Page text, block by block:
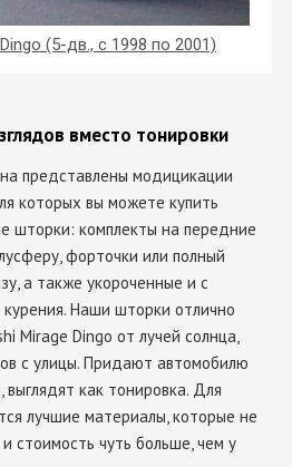
(5-дв., с 1998 по 2001)
вместо тонировки
представлены модицикации
которых вы можете купить
шторки: комплекты на передние
форточки или полный
а также укороченные и с
Наши шторки отлично
Mirage Dingo от лучей солнца,
с улицы. Придают автомобилю
как тонировка. Для
лучшие материалы, которые не
стоимость чуть больше, чем у